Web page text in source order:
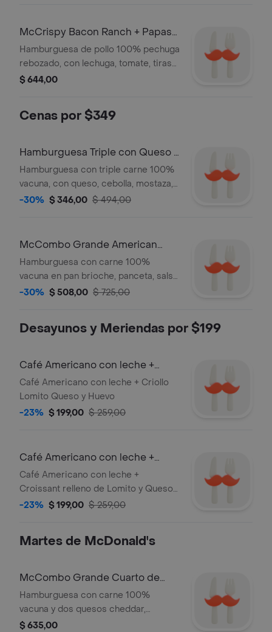
McCrispy Bacon Ranch + Papas
Grandes
Hamburguesa de pollo 100% pechuga
rebozado, con lechuga, tomate, tiras
de bacon, pan de papa y la nueva
$ 644,00
Cenas por $349
Hamburguesa Triple con Queso +
Papas medianas
Hamburguesa con triple carne 100%
vacuna, con queso, cebolla, mostaza,
ketchup + papas medianas
-30% $ 346,00 $ 494,00
McCombo Grande American
BBQ 1 Carne
Hamburguesa con carne 100%
vacuna en pan brioche, panceta, salsa
barbacoa premium, queso y cebolla
-30% $ 508,00 $ 725,00
Desayunos y Meriendas por $199
Café Americano con leche +
Criollo de Lomito Queso y Huevo
Café Americano con leche + Criollo
Lomito Queso y Huevo
-23% $ 199,00 $ 259,00
Café Americano con leche +
Croissant Relleno
Café Americano con leche +
Croissant relleno de Lomito y Queso
cheddar.
-23% $ 199,00 $ 259,00
Martes de McDonald's
McCombo Grande Cuarto de
Libra con Queso
Hamburguesa con carne 100%
vacuna y dos quesos cheddar,
kétchup, mostaza y la cebolla fresca.
$ 635,00